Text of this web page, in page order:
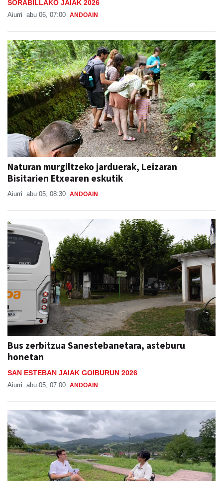
SORABILLAKO JAIAK 2026
Aiurri abu 06, 07:00 ANDOAIN
Naturan murgiltzeko jarduerak, Leizaran
Bisitarien Etxearen eskutik
Aiurri abu 05, 08:30 ANDOAIN
Bus zerbitzua Sanestebanetara, asteburu
honetan
SAN ESTEBAN JAIAK GOIBURUN 2026
Aiurri abu 05, 07:00 ANDOAIN